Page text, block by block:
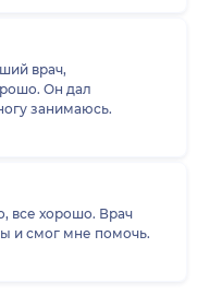
врач,
Он дал
занимаюсь.
все хорошо. Врач
и смог мне помочь.